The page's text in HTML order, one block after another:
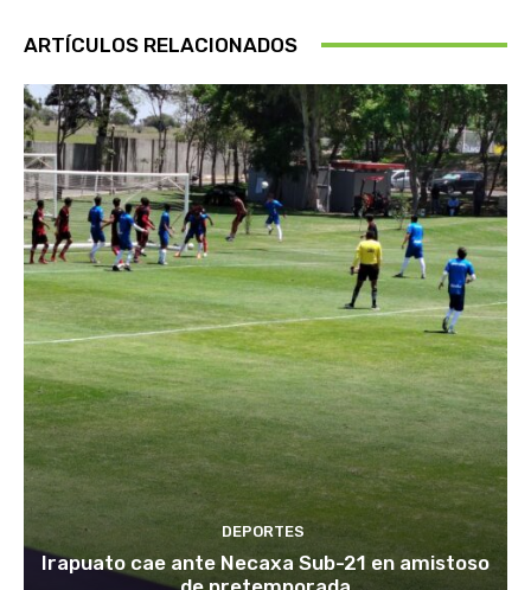
ARTÍCULOS RELACIONADOS
DEPORTES
Irapuato cae ante Necaxa Sub-21 en amistoso